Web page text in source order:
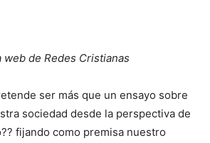
web de Redes Cristianas
ser más que un ensayo sobre
sociedad desde la perspectiva de
fijando como premisa nuestro